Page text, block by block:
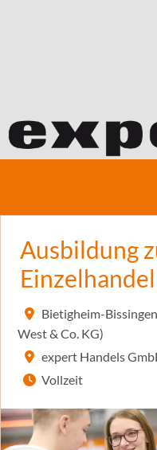
Ausbildung
Bietigheim-
West & Co. KG)
expert Handels
Vollzeit